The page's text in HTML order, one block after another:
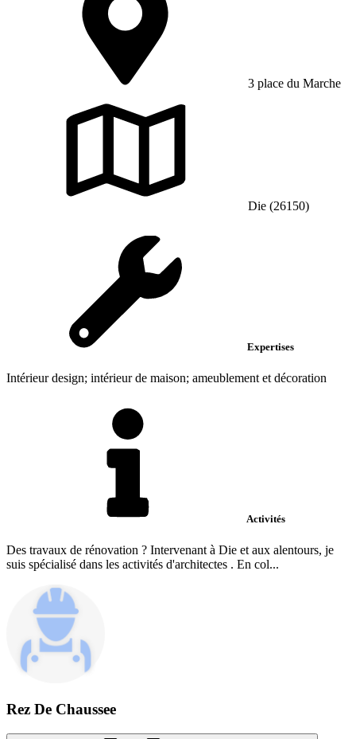
3 place du Marche
Die (26150)
Expertises
Intérieur design; intérieur de maison; ameublement et décoration
Activités
Des travaux de rénovation ? Intervenant à Die et aux alentours, je
suis spécialisé dans les activités d'architectes . En col...
Rez De Chaussee